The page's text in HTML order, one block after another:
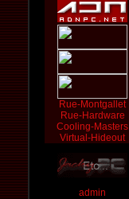
Rue-Montgallet
Rue-Hardware
Cooling-Masters
Virtual-Hideout
admin